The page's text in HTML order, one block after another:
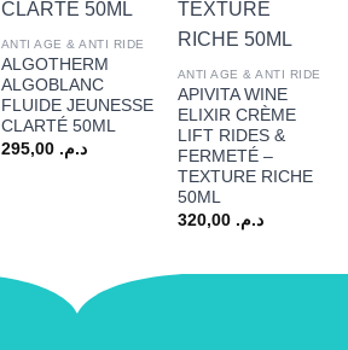
ANTI AGE & ANTI RIDE
ALGOTHERM
ALGOBLANC
FLUIDE JEUNESSE
CLARTÉ 50ML
د.م. 295,00
ANTI AGE & ANTI RIDE
APIVITA WINE
ELIXIR CRÈME
LIFT RIDES &
FERMETÉ –
TEXTURE RICHE
50ML
د.م. 320,00